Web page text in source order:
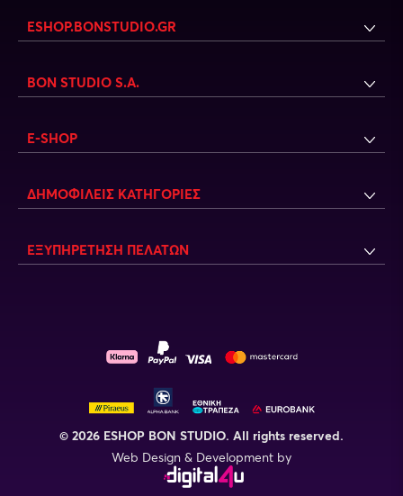
ESHOP.BONSTUDIO.GR
BON STUDIO S.A.
E-SHOP
ΔΗΜΟΦΙΛΕΙΣ ΚΑΤΗΓΟΡΙΕΣ
ΕΞΥΠΗΡΕΤΗΣΗ ΠΕΛΑΤΩΝ
© 2026 ESHOP BON STUDIO. All rights reserved.
Web Design & Development by